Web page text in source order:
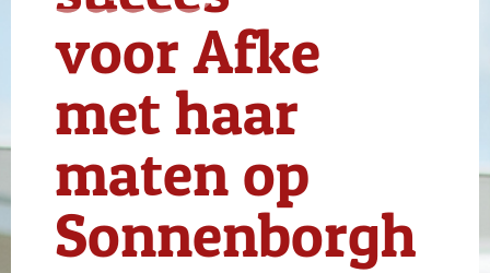
voor Afke
met haar
maten op
Sonnenborgh